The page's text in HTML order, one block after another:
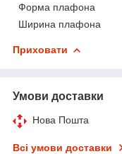
Форма плафона
Ширина плафона
Приховати
Умови доставки
Нова Пошта
Всі умови доставки